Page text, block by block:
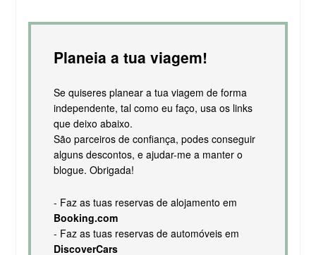
Planeia a tua viagem!
Se quiseres planear a tua viagem de forma
independente, tal como eu faço, usa os links
que deixo abaixo.
São parceiros de confiança, podes conseguir
alguns descontos, e ajudar-me a manter o
blogue. Obrigada!
- Faz as tuas reservas de alojamento em
Booking.com
- Faz as tuas reservas de automóveis em
DiscoverCars